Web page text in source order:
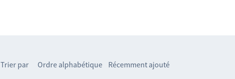
Trier par Ordre alphabétique Récemment ajouté